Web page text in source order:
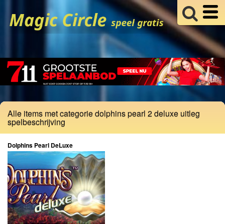
Alle items met categorie dolphins pearl 2 deluxe uitleg
spelbeschrijving
Dolphins Pearl DeLuxe